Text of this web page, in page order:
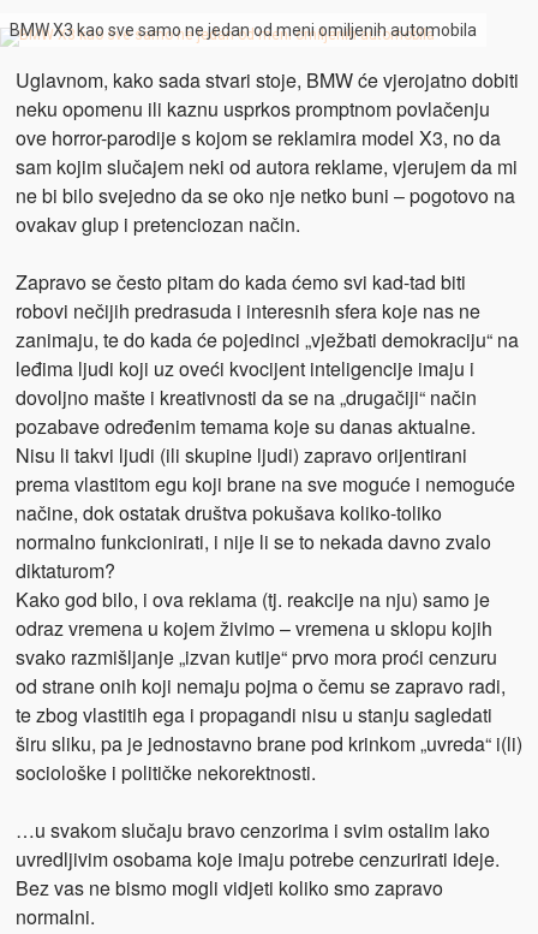
BMW X3 kao sve samo ne jedan od meni omiljenih automobila
Uglavnom, kako sada stvari stoje, BMW će vjerojatno dobiti
neku opomenu ili kaznu usprkos promptnom povlačenju
ove horror-parodije s kojom se reklamira model X3, no da
sam kojim slučajem neki od autora reklame, vjerujem da mi
ne bi bilo svejedno da se oko nje netko buni – pogotovo na
ovakav glup i pretenciozan način.
Zapravo se često pitam do kada ćemo svi kad-tad biti
robovi nečijih predrasuda i interesnih sfera koje nas ne
zanimaju, te do kada će pojedinci „vježbati demokraciju“ na
leđima ljudi koji uz oveći kvocijent inteligencije imaju i
dovoljno mašte i kreativnosti da se na „drugačiji“ način
pozabave određenim temama koje su danas aktualne.
Nisu li takvi ljudi (ili skupine ljudi) zapravo orijentirani
prema vlastitom egu koji brane na sve moguće i nemoguće
načine, dok ostatak društva pokušava koliko-toliko
normalno funkcionirati, i nije li se to nekada davno zvalo
diktaturom?
Kako god bilo, i ova reklama (tj. reakcije na nju) samo je
odraz vremena u kojem živimo – vremena u sklopu kojih
svako razmišljanje „izvan kutije“ prvo mora proći cenzuru
od strane onih koji nemaju pojma o čemu se zapravo radi,
te zbog vlastitih ega i propagandi nisu u stanju sagledati
širu sliku, pa je jednostavno brane pod krinkom „uvreda“ i(li)
sociološke i političke nekorektnosti.
…u svakom slučaju bravo cenzorima i svim ostalim lako
uvredljivim osobama koje imaju potrebe cenzurirati ideje.
Bez vas ne bismo mogli vidjeti koliko smo zapravo
normalni.